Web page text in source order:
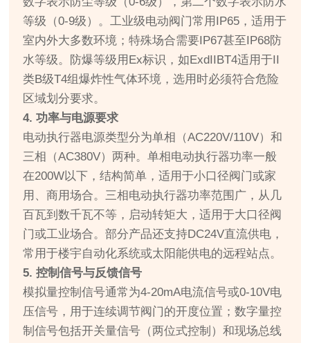
等级（0-9级）。工业级电动阀门常用IP65，适用于
室内外大多数环境；特殊场合需要IP67甚至IP68防
水等级。防爆等级用Ex标识，如ExdIIBT4适用于II
类B级T4组爆炸性气体环境，选用时必须符合危险
区域划分要求。
4. 功率与电源要求
电动执行器电源类型分为单相（AC220V/110V）和
三相（AC380V）两种。单相电动执行器功率一般
在200W以下，结构简单，适用于小口径阀门或家
用、商用场合。三相电动执行器功率范围广，从几
百瓦到数千瓦不等，启动转矩大，适用于大口径阀
门或工业场合。部分产品还支持DC24V直流供电，
常用于楼宇自动化系统或太阳能供电的远程站点。
5. 控制信号与反馈信号
模拟量控制信号通常为4-20mA电流信号或0-10V电
压信号，用于连续调节阀门的开度位置；数字量控
制信号包括开关量信号（两位式控制）和现场总线